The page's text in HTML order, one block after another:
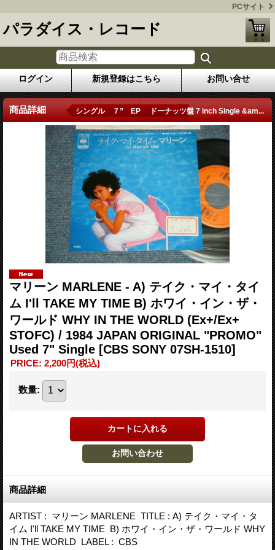
PCサイト
パラダイス・レコード
ログイン 新規登録はこちら お問い合せ
商品詳細 シングル ７” EP ドーナッツ盤 7 inch Single &am...
マリーン MARLENE - A) テイク・マイ・タイ
ム I'll TAKE MY TIME B) ホワイ・イン・ザ・
ワールド WHY IN THE WORLD (Ex+/Ex+
STOFC) / 1984 JAPAN ORIGINAL "PROMO"
Used 7" Single [CBS SONY 07SH-1510]
PRICE: 2,200円(税込)
数量:
商品詳細
ARTIST : マリーン MARLENE TITLE : A) テイク・マイ・タ
イム I'll TAKE MY TIME B) ホワイ・イン・ザ・ワールド WHY
IN THE WORLD LABEL : CBS